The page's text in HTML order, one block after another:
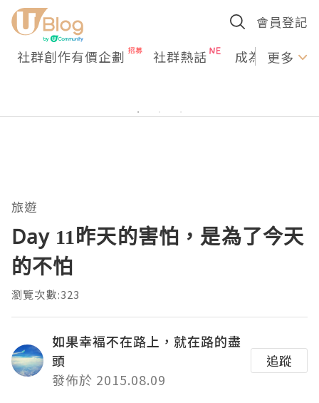
會員登記
社群創作有價企劃 社群熱話 成為U更多
旅遊
Day 11昨天的害怕，是為了今天
的不怕
瀏覽次數:323
如果幸褔不在路上，就在路的盡
頭
發佈於 2015.08.09
追蹤